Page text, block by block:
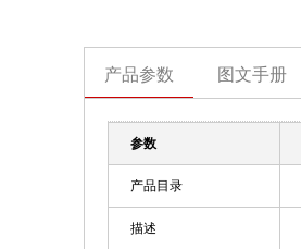
产品参数 图文手册
参数
产品目录
描述